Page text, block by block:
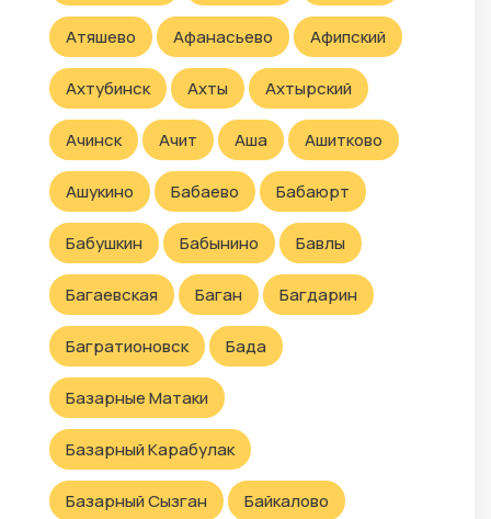
Атяшево Афанасьево Афипский
Ахтубинск Ахты Ахтырский
Ачинск Ачит Аша Ашитково
Ашукино Бабаево Бабаюрт
Бабушкин Бабынино Бавлы
Багаевская Баган Багдарин
Багратионовск Бада
Базарные Матаки
Базарный Карабулак
Базарный Сызган Байкалово